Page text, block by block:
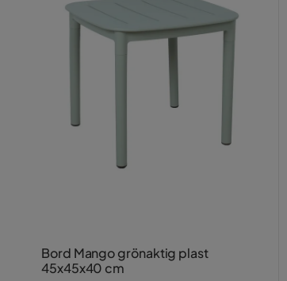
Bord Mango grönaktig plast
45x45x40 cm